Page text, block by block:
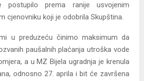
postupilo prema ranije usvojenim
cjenovniku koji je odobrila Skupština.
u preduzeću činimo maksimum da
paušalnih plaćanja utroška vode
a u MZ Bijela ugradnja je krenula
odnosno 27. aprila i bit će završena